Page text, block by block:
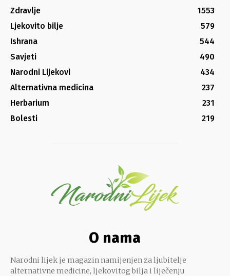
Zdravlje
1553
Ljekovito bilje
579
Ishrana
544
Savjeti
490
Narodni Lijekovi
434
Alternativna medicina
237
Herbarium
231
Bolesti
219
O nama
Narodni lijek je magazin namijenjen za ljubitelje
alternativne medicine, ljekovitog bilja i liječenju